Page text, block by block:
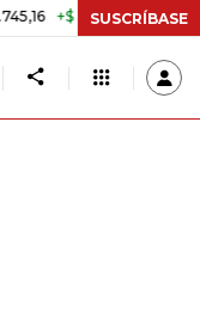
+$ 2.295,71 +0,58%
SUSCRÍBASE